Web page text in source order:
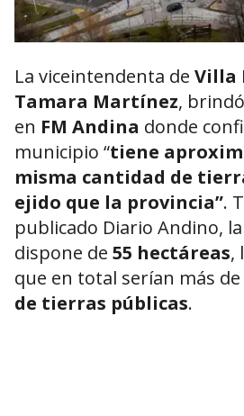
La viceintendenta de Villa
Tamara Martínez,
en FM Andina donde
municipio “tiene
misma cantidad de
ejido que la provincia”.
publicado Diario Andino,
dispone de 55 hectáreas,
que en total serían más de
de tierras públicas.